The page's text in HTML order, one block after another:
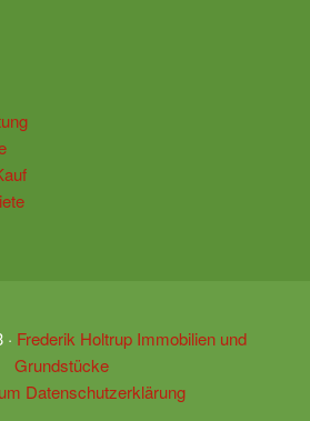
· Frederik Holtrup Immobilien und
Grundstücke
Datenschutzerklärung